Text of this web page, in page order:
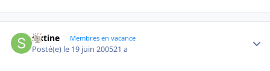
sixtine Membres en vacance
Posté(e) le 19 juin 200521 a